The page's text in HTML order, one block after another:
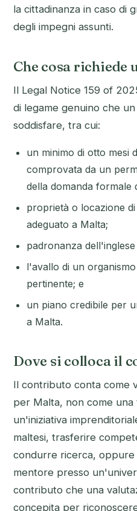
la cittadinanza in caso di
degli impegni assunti.
Che cosa richiede
Il Legal Notice 159 of
di legame genuino che
soddisfare, tra cui:
un minimo di otto mesi
comprovata da un
della domanda formale
proprietà o locazione
adeguato a Malta;
padronanza
l'avallo di un
pertinente; e
un piano credibile per
a Malta.
Dove si colloca il
Il contributo conta come
per Malta, non come
un'iniziativa
maltesi, trasferire
condurre ricerca, oppure
mentore presso
contributo che una
concepita per